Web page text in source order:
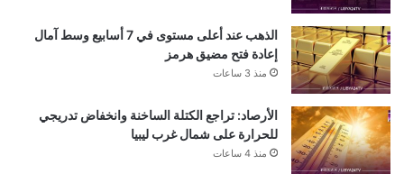
الذهب عند أعلى مستوى في 7 أسابيع وسط آمال
إعادة فتح مضيق هرمز
منذ 3 ساعات
الأرصاد: تراجع الكتلة الساخنة وانخفاض تدريجي
للحرارة على شمال غرب ليبيا
منذ 4 ساعات